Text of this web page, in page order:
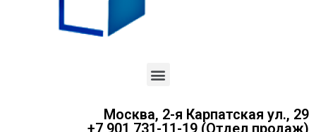
Москва, 2-я Карпатская ул., 29